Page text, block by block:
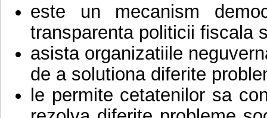
este un mecanism
transparenta politicii fiscala
asista organizatiile
de a solutiona diferite
le permite cetatenilor sa